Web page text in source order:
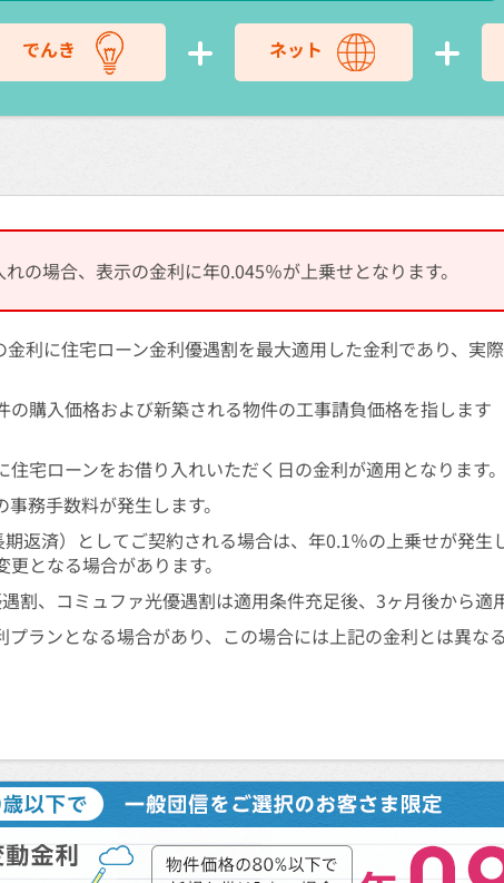
でんき ネット
の場合、表示の金利に年0.045％が上乗せとなります。
利に住宅ローン金利優遇割を最大適用した金利であり、実
の購入価格および新築される物件の工事請負価格を指します
宅ローンをお借り入れいただく日の金利が適用となります。
務手数料が発生します。
返済）としてご契約される場合は、年0.1％の上乗せが発生
となる場合があります。
割、コミュファ光優遇割は適用条件充足後、3ヶ月後から適
ランとなる場合があり、この場合には上記の金利とは異な